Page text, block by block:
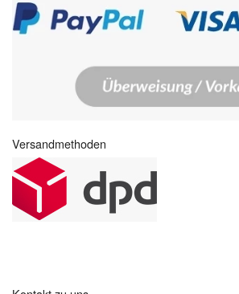
Versandmethoden